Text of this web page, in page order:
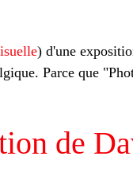
) d'une
Parce que
de